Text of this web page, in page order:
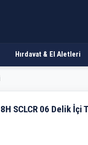
Hırdavat & El Aletleri
SCLCR 06 Delik İçi